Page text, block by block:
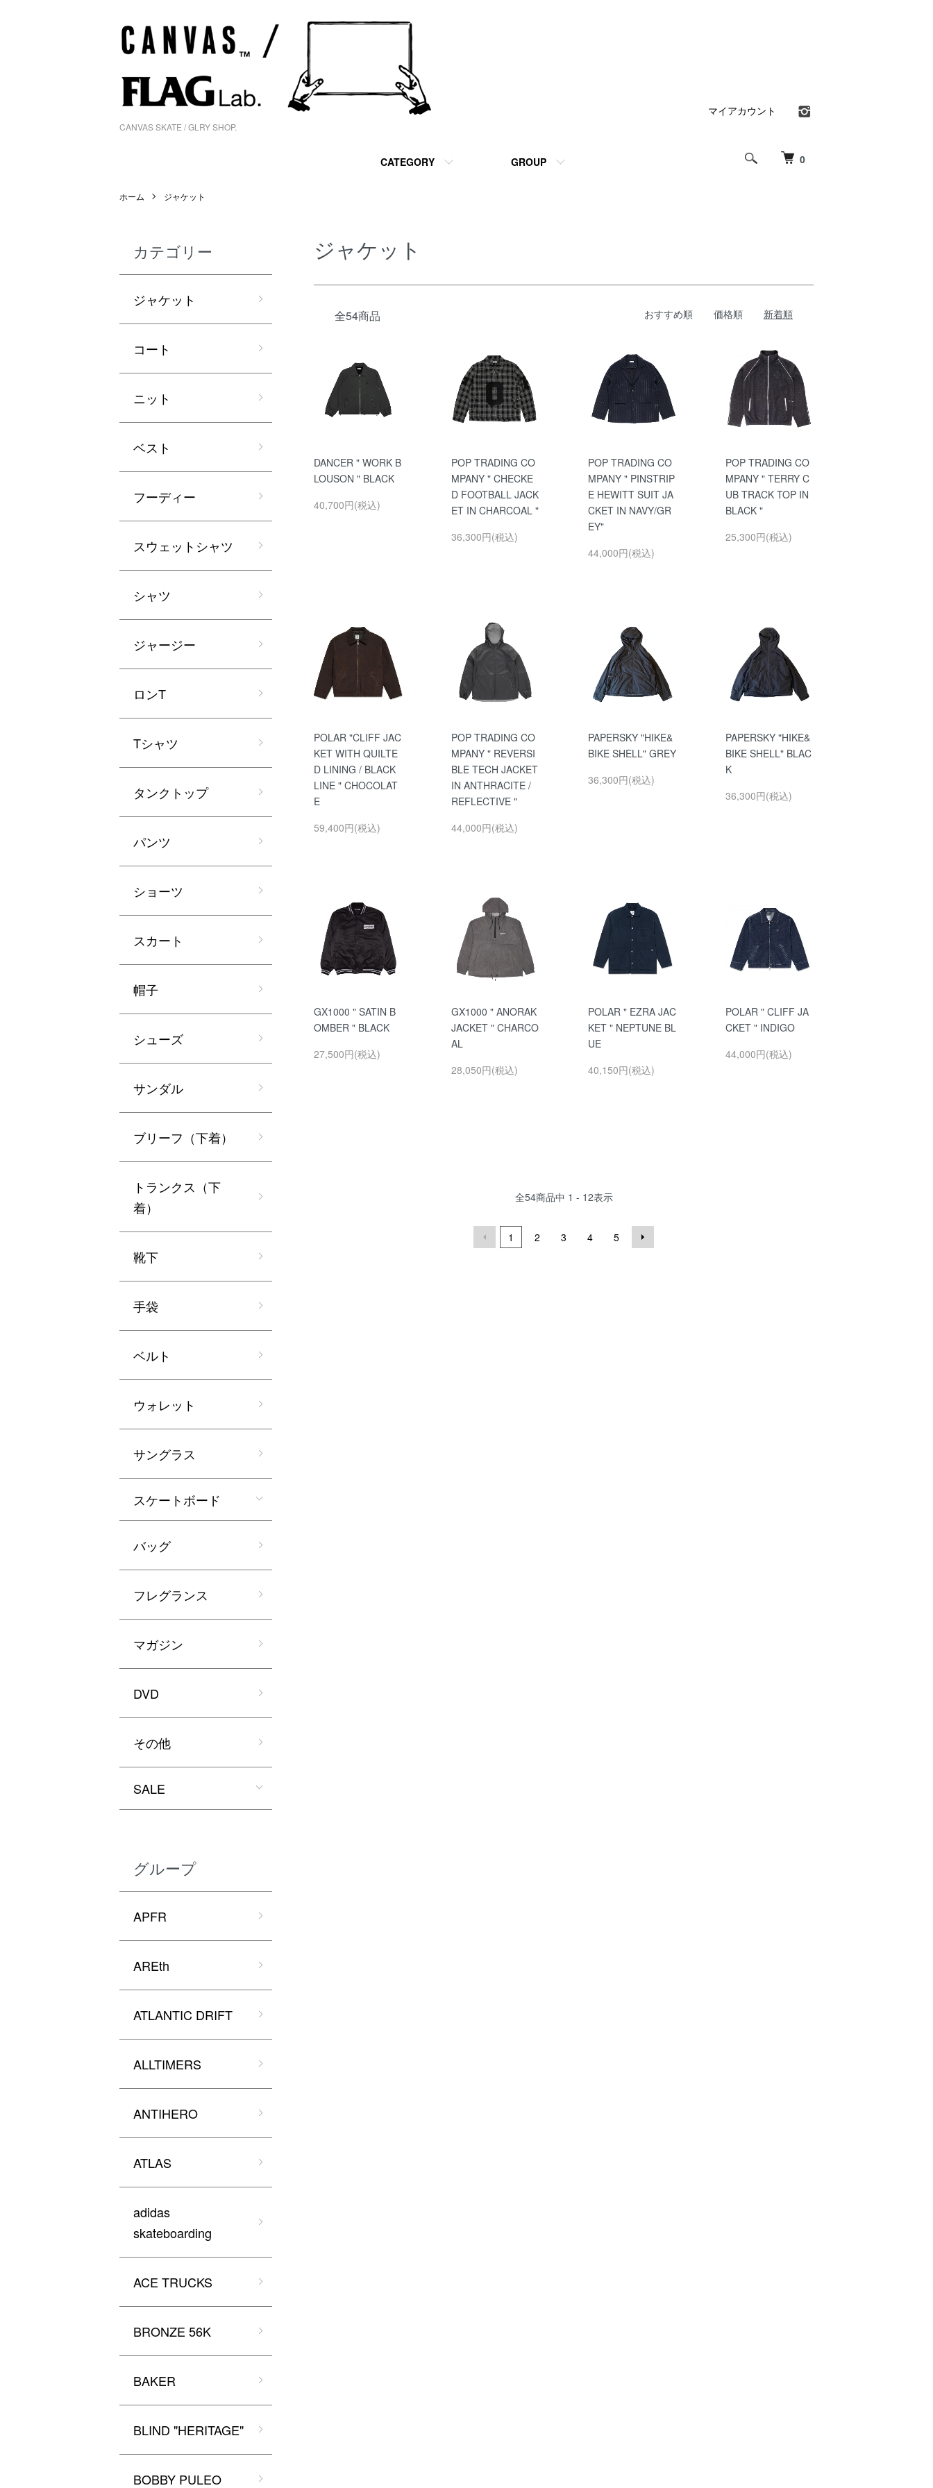
CANVAS SKATE / GLRY SHOP.
0
CATEGORY GROUP
マイアカウント
ホーム ジャケット
ジャケット
全54商品 おすすめ順 価格順 新着順
DANCER " WORK B
LOUSON " BLACK
40,700円(税込)
POP TRADING CO
MPANY " CHECKE
D FOOTBALL JACK
ET IN CHARCOAL "
36,300円(税込)
POP TRADING CO
MPANY " PINSTRIP
E HEWITT SUIT JA
CKET IN NAVY/GR
EY"
44,000円(税込)
POP TRADING CO
MPANY " TERRY C
UB TRACK TOP IN
BLACK "
25,300円(税込)
POLAR "CLIFF JAC
KET WITH QUILTE
D LINING / BLACK
LINE " CHOCOLAT
E
59,400円(税込)
POP TRADING CO
MPANY " REVERSI
BLE TECH JACKET
IN ANTHRACITE /
REFLECTIVE "
44,000円(税込)
PAPERSKY "HIKE&
BIKE SHELL" GREY
36,300円(税込)
PAPERSKY "HIKE&
BIKE SHELL" BLAC
K
36,300円(税込)
GX1000 " SATIN B
OMBER " BLACK
27,500円(税込)
GX1000 " ANORAK
JACKET " CHARCO
AL
28,050円(税込)
POLAR " EZRA JAC
KET " NEPTUNE BL
UE
40,150円(税込)
POLAR " CLIFF JA
CKET " INDIGO
44,000円(税込)
全54商品中 1 - 12表示
1 2 3 4 5
カテゴリー
ジャケット
コート
ニット
ベスト
フーディー
スウェットシャツ
シャツ
ジャージー
ロンT
Tシャツ
タンクトップ
パンツ
ショーツ
スカート
帽子
シューズ
サンダル
ブリーフ（下着）
トランクス（下
着）
靴下
手袋
ベルト
ウォレット
サングラス
スケートボード
バッグ
フレグランス
マガジン
DVD
その他
SALE
グループ
APFR
AREth
ATLANTIC DRIFT
ALLTIMERS
ANTIHERO
ATLAS
adidas
skateboarding
ACE TRUCKS
BRONZE 56K
BAKER
BLIND "HERITAGE"
BOBBY PULEO